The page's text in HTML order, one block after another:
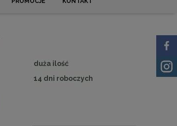
duża ilość
14 dni roboczych